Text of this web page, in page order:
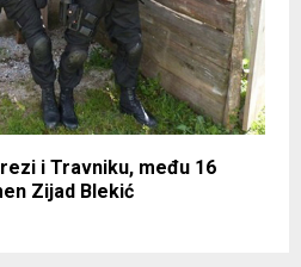
i Travniku, među 16
Zijad Blekić